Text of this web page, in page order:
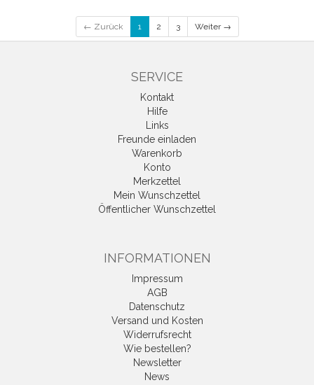
← Zurück 1 2 3 Weiter →
SERVICE
Kontakt
Hilfe
Links
Freunde einladen
Warenkorb
Konto
Merkzettel
Mein Wunschzettel
Öffentlicher Wunschzettel
INFORMATIONEN
Impressum
AGB
Datenschutz
Versand und Kosten
Widerrufsrecht
Wie bestellen?
Newsletter
News